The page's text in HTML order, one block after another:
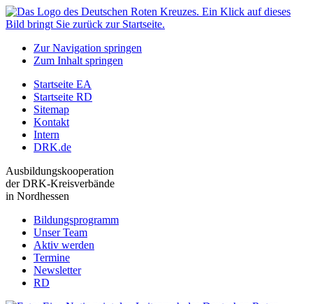
Zur Navigation springen
Zum Inhalt springen
Startseite EA
Startseite RD
Sitemap
Kontakt
Intern
DRK.de
Ausbildungskooperation
der DRK-Kreisverbände
in Nordhessen
Bildungsprogramm
Unser Team
Aktiv werden
Termine
Newsletter
RD